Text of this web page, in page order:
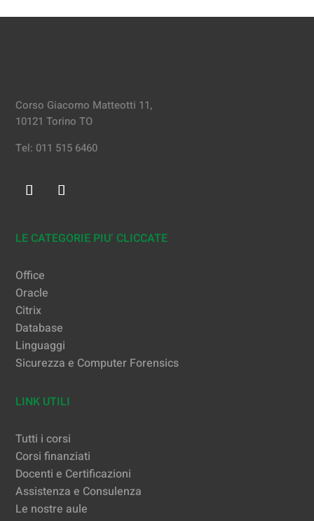
Corso Giacomo Matteotti 11,
10121 Torino TO
Tel: 011 515 6460
LE CATEGORIE PIU’ CLICCATE
Office
Oracle
Citrix
Database
Linguaggi
Sicurezza e Computer Forensics
LINK UTILI
Tutti i corsi
Corsi finanziati
Docenti e Certificazioni
Assistenza e Consulenza
Le nostre aule